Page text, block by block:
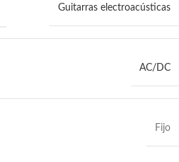
Guitarras electroacústicas
AC/DC
Fijo